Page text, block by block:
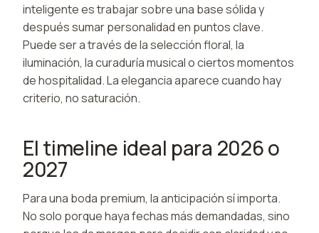
inteligente es trabajar sobre una base sólida y
después sumar personalidad en puntos clave.
Puede ser a través de la selección floral, la
iluminación, la curaduría musical o ciertos momentos
de hospitalidad. La elegancia aparece cuando hay
criterio, no saturación.
El timeline ideal para 2026 o
2027
Para una boda premium, la anticipación sí importa.
No solo porque haya fechas más demandadas, sino